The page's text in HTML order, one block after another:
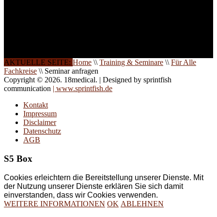
AKTUELLE SEITE: Home \\ Training & Seminare \\ Für Alle
Fachkreise \\ Seminar anfragen
Copyright © 2026. 18medical. | Designed by sprintfish
communication | www.sprintfish.de
Kontakt
Impressum
Disclaimer
Datenschutz
AGB
S5 Box
Cookies erleichtern die Bereitstellung unserer Dienste. Mit
der Nutzung unserer Dienste erklären Sie sich damit
einverstanden, dass wir Cookies verwenden.
WEITERE INFORMATIONEN OK ABLEHNEN